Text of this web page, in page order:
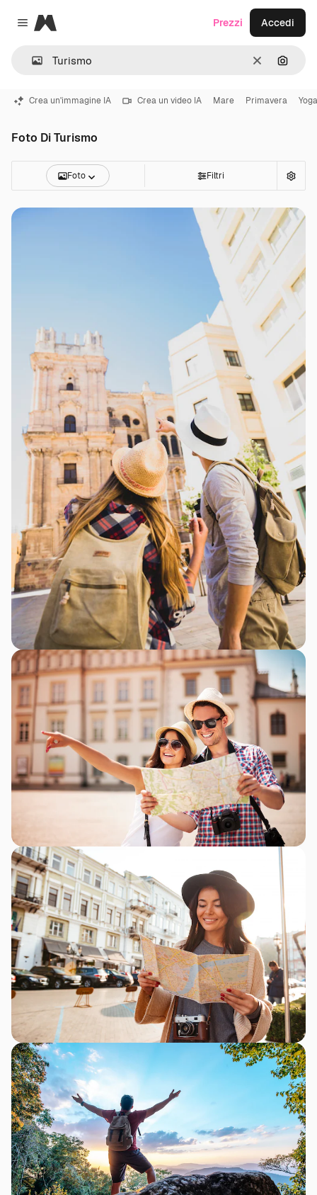
Close menu
Magnific
CancellaCerca
Prezzi Accedi
Crea un'immagine IA Crea un video IA Mare Primavera Yoga
Foto Di Turismo
Foto Filtri